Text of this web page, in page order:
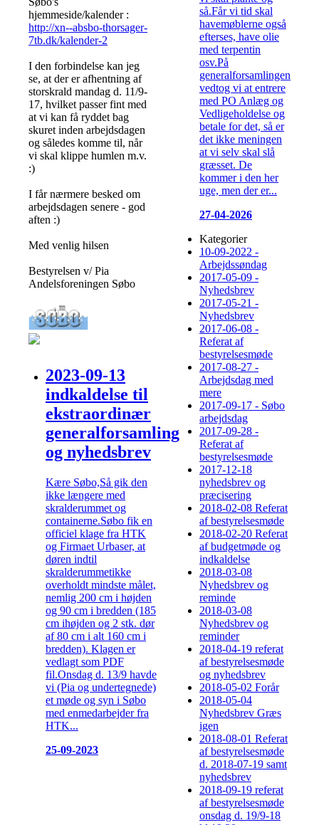
hjemmeside/kalender :
http://xn--absbo-thorsager-
7tb.dk/kalender-2
I den forbindelse kan jeg
se, at der er afhentning af
storskrald mandag d. 11/9-
17, hvilket passer fint med
at vi kan få ryddet bag
skuret inden arbejdsdagen
og således komme til, når
vi skal klippe humlen m.v.
:)
I får nærmere besked om
arbejdsdagen senere - god
aften :)
Med venlig hilsen
Bestyrelsen v/ Pia
Andelsforeningen Søbo
2023-09-13
indkaldelse til
ekstraordinær
generalforsamling
og nyhedsbrev
Kære Søbo,Så gik den
ikke længere med
skralderummet og
containerne.Søbo fik en
officiel klage fra HTK
og Firmaet Urbaser, at
døren indtil
skralderummetikke
overholdt mindste målet,
nemlig 200 cm i højden
og 90 cm i bredden (185
cm ihøjden og 2 stk. dør
af 80 cm i alt 160 cm i
bredden). Klagen er
vedlagt som PDF
fil.Onsdag d. 13/9 havde
vi (Pia og undertegnede)
et møde og syn i Søbo
med enmedarbejder fra
HTK...
25-09-2023
så.Får vi tid skal
havemøblerne også
efterses, have olie
med terpentin
osv.På
generalforsamlingen
vedtog vi at entrere
med PO Anlæg og
Vedligeholdelse og
betale for det, så er
det ikke meningen
at vi selv skal slå
græsset. De
kommer i den her
uge, men der er...
27-04-2026
Kategorier
10-09-2022 -
Arbejdssøndag
2017-05-09 -
Nyhedsbrev
2017-05-21 -
Nyhedsbrev
2017-06-08 -
Referat af
bestyrelsesmøde
2017-08-27 -
Arbejdsdag med
mere
2017-09-17 - Søbo
arbejdsdag
2017-09-28 -
Referat af
bestyrelsesmøde
2017-12-18
nyhedsbrev og
præcisering
2018-02-08 Referat
af bestyrelsesmøde
2018-02-20 Referat
af budgetmøde og
indkaldelse
2018-03-08
Nyhedsbrev og
reminde
2018-03-08
Nyhedsbrev og
reminder
2018-04-19 referat
af bestyrelsesmøde
og nyhedsbrev
2018-05-02 Forår
2018-05-04
Nyhedsbrev Græs
igen
2018-08-01 Referat
af bestyrelsesmøde
d. 2018-07-19 samt
nyhedsbrev
2018-09-19 referat
af bestyrelsesmøde
onsdag d. 19/9-18